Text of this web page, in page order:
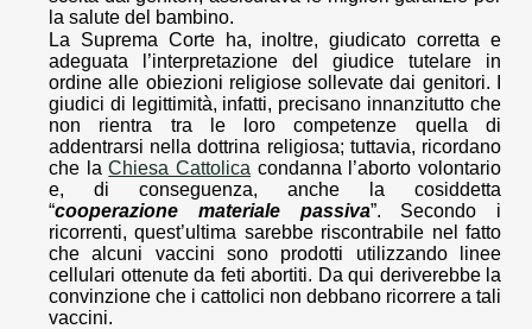
la salute del bambino.
La Suprema Corte ha, inoltre, giudicato corretta e
adeguata l’interpretazione del giudice tutelare in
ordine alle obiezioni religiose sollevate dai genitori. I
giudici di legittimità, infatti, precisano innanzitutto che
non rientra tra le loro competenze quella di
addentrarsi nella dottrina religiosa; tuttavia, ricordano
che laChiesa Cattolica condanna l’aborto volontario
e, di conseguenza, anche la cosiddetta
“cooperazione materiale passiva”. Secondo i
ricorrenti, quest’ultima sarebbe riscontrabile nel fatto
che alcuni vaccini sono prodotti utilizzando linee
cellulari ottenute da feti abortiti. Da qui deriverebbe la
convinzione che i cattolici non debbano ricorrere a tali
vaccini.